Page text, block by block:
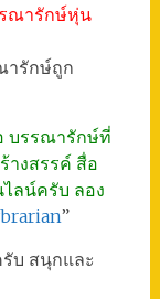
ณารักษ์หุ่น
ารักษ์ถูก
บรรณารักษ์ที่
างสรรค์ สื่อ
ลน์ครับ ลอง
”
บ สนุกและ